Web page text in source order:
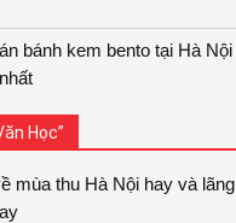
bánh kem bento tại Hà Nội
Học”
mùa thu Hà Nội hay và lãng